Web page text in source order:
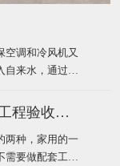
调和冷风机又
自来水，通过风
防暑的目的，
能一举两得，
保空调。下面为
环保空调（工业冷风机）工程验收标准
种，家用的一
需要做配套工